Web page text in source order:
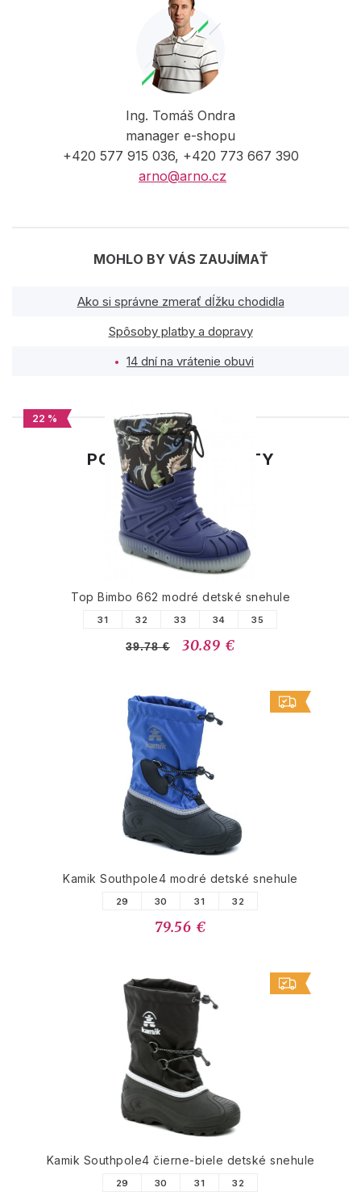
Ing. Tomáš Ondra
manager e-shopu
+420 577 915 036, +420 773 667 390
arno@arno.cz
MOHLO BY VÁS ZAUJÍMAŤ
Ako si správne zmerať dĺžku chodidla
Spôsoby platby a dopravy
14 dní na vrátenie obuvi
PODOBNÉ PRODUKTY
22 %
Top Bimbo 662 modré detské snehule
31 32 33 34 35
39.78 € 30.89 €
Kamik Southpole4 modré detské snehule
29 30 31 32
79.56 €
Kamik Southpole4 čierne-biele detské snehule
29 30 31 32